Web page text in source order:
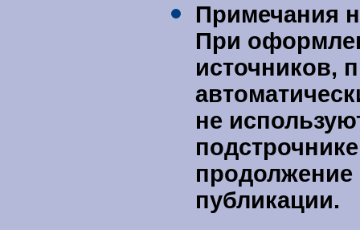
Примечания
При
источников,
не
продолжение
публикации.